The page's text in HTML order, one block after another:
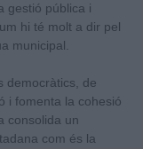
gestió pública i
hi té molt a dir pel
municipal.
democràtics, de
i fomenta la cohesió
consolida un
com és la